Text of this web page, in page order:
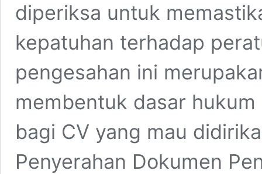
diperiksa untuk
kepatuhan terhadap
pengesahan ini
membentuk dasar
bagi CV yang mau
Penyerahan Dokumen